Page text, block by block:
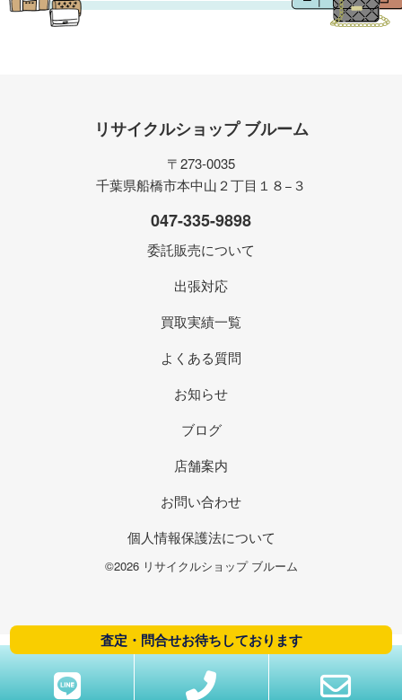
リサイクルショップ ブルーム
〒273-0035
千葉県船橋市本中山２丁目１８−３
047-335-9898
委託販売について
出張対応
買取実績一覧
よくある質問
お知らせ
ブログ
店舗案内
お問い合わせ
個人情報保護法について
©2026 リサイクルショップ ブルーム
査定・問合せお待ちしております